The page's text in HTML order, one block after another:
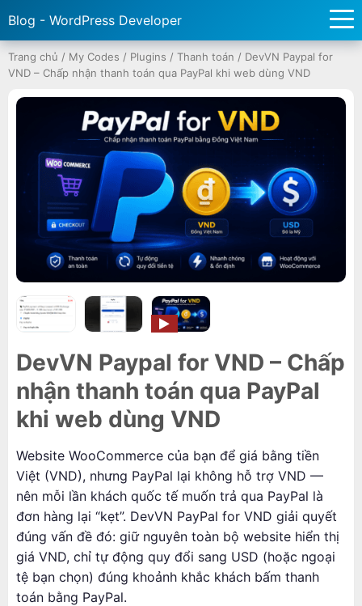
Blog - WordPress Developer
Trang chủ / My Codes / Plugins / Thanh toán / DevVN Paypal for
VND – Chấp nhận thanh toán qua PayPal khi web dùng VND
DevVN Paypal for VND – Chấp
nhận thanh toán qua PayPal
khi web dùng VND
Website WooCommerce của bạn để giá bằng tiền
Việt (VND), nhưng PayPal lại không hỗ trợ VND —
nên mỗi lần khách quốc tế muốn trả qua PayPal là
đơn hàng lại “kẹt”. DevVN PayPal for VND giải quyết
đúng vấn đề đó: giữ nguyên toàn bộ website hiển thị
giá VND, chỉ tự động quy đổi sang USD (hoặc ngoại
tệ bạn chọn) đúng khoảnh khắc khách bấm thanh
toán bằng PayPal.